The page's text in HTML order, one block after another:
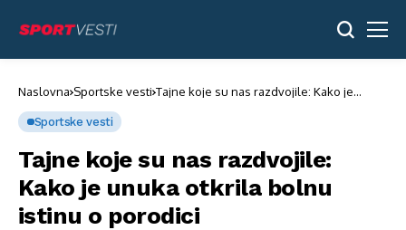
Naslovna Sportske vesti Tajne koje su nas razdvojile: Kako je
Sportske vesti
Tajne koje su nas razdvojile:
Kako je unuka otkrila bolnu
istinu o porodici